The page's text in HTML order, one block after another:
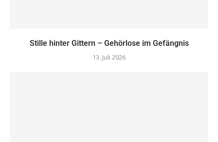
Stille hinter Gittern – Gehörlose im Gefängnis
13. Juli 2026